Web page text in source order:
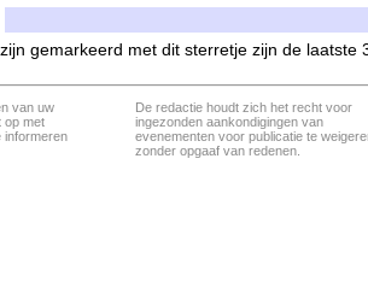
gemarkeerd met dit sterretje zijn de laatste
van uw
op met
informeren
De redactie houdt zich het recht voor
ingezonden aankondigingen van
evenementen voor publicatie te
zonder opgaaf van redenen.